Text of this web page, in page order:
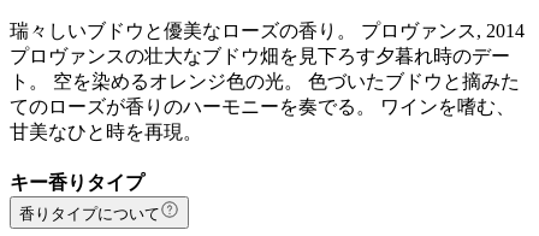
瑞々しいブドウと優美なローズの香り。 プロヴァンス, 2014
プロヴァンスの壮大なブドウ畑を見下ろす夕暮れ時のデー
ト。 空を染めるオレンジ色の光。 色づいたブドウと摘みた
てのローズが香りのハーモニーを奏でる。 ワインを嗜む、
甘美なひと時を再現。
キー香りタイプ
香りタイプについて